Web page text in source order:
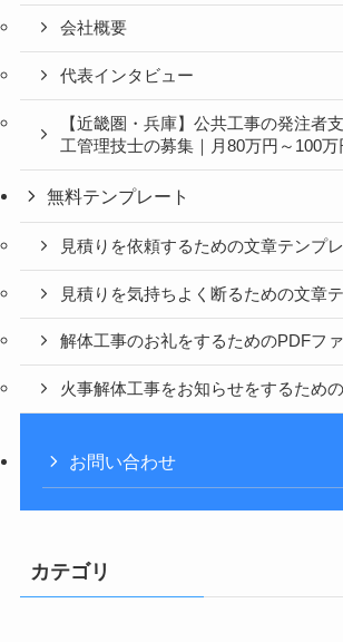
会社概要
代表インタビュー
【近畿圏・兵庫】公共工事の発注者
工管理技士の募集｜月80万円～100万
無料テンプレート
見積りを依頼するための文章テンプ
見積りを気持ちよく断るための文章
解体工事のお礼をするためのPDFフ
火事解体工事をお知らせをするため
お問い合わせ
カテゴリ